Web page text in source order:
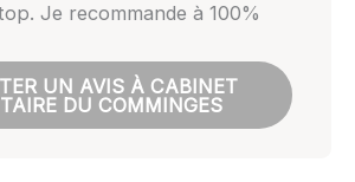
Je recommande à 100%
UN AVIS À CABINET
DU COMMINGES